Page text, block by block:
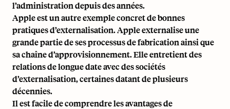
l’administration depuis des années.
Apple est un autre exemple concret de bonnes
pratiques d’externalisation.Apple externalise une
grande partie de ses processus de fabricationainsi que
sa chaîne d’approvisionnement. Elle entretient des
relations de longue date avec des sociétés
d’externalisation, certaines datant de plusieurs
décennies.
Il est facile de comprendre les avantages de